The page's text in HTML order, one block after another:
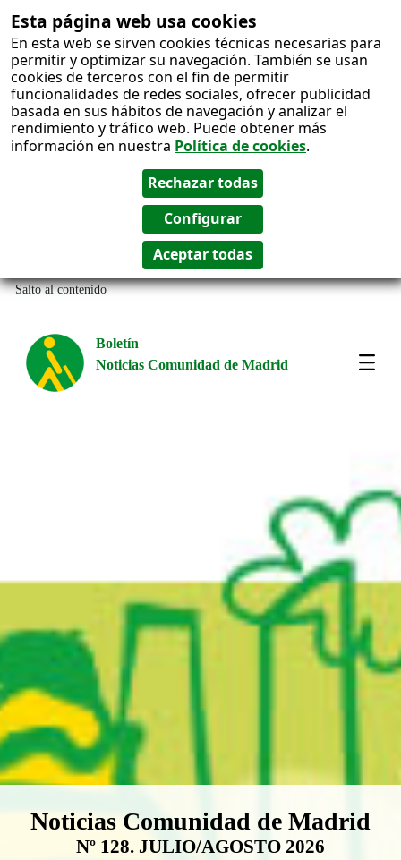
Esta página web usa cookies
En esta web se sirven cookies técnicas necesarias para
permitir y optimizar su navegación. También se usan
cookies de terceros con el fin de permitir
funcionalidades de redes sociales, ofrecer publicidad
basada en sus hábitos de navegación y analizar el
rendimiento y tráfico web. Puede obtener más
información en nuestra Política de cookies.
Salto al contenido
Boletín
Noticias Comunidad de Madrid
Boletín Noticias Comunidad de
Noticias Comunidad de Madrid
Nº 128. JULIO/AGOSTO 2026